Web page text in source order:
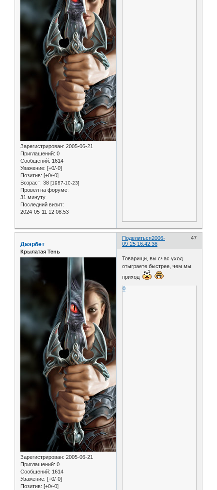
Зарегистрирован: 2005-06-21
Приглашений: 0
Сообщений: 1614
Уважение: [+0/-0]
Позитив: [+0/-0]
Возраст: 38 [1987-10-23]
Провел на форуме:
31 минуту
Последний визит:
2024-05-11 12:08:53
Поделиться 47
2006-
09-25 16:42:36
Даэрбет
Крылатая Тень
Зарегистрирован: 2005-06-21
Приглашений: 0
Сообщений: 1614
Уважение: [+0/-0]
Позитив: [+0/-0]
Товарищи, вы счас уход
отыграете быстрее, чем мы
приход
0